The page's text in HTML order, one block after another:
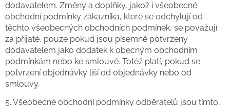
dodavatelem. Změny a doplňky, jakož i všeobecné
obchodní podmínky zákazníka, které se odchylují od
těchto všeobecných obchodních podmínek, se považují
za přijaté, pouze pokud jsou písemně potvrzeny
dodavatelem jako dodatek k obecným obchodním
podmínkám nebo ke smlouvě. Totéž platí, pokud se
potvrzení objednávky liší od objednávky nebo od
smlouvy.
5. Všeobecné obchodní podmínky odběratelů jsou tímto,